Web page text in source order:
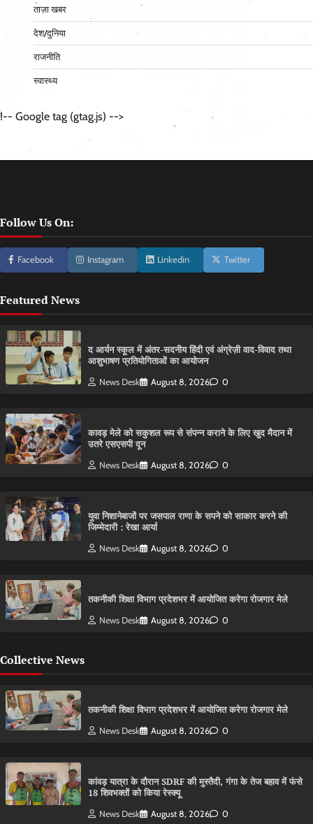
ताज़ा खबर
देश/दुनिया
राजनीति
स्वास्थ्य
!-- Google tag (gtag.js) -->
Follow Us On:
Facebook Instagram Linkedin Twitter
Featured News
द आर्यन स्कूल में अंतर-सदनीय हिंदी एवं अंग्रेज़ी वाद-विवाद तथा
आशुभाषण प्रतियोगिताओं का आयोजन
News Desk August 8, 2026 0
कावड़ मेले को सकुशल रूप से संपन्न कराने के लिए खुद मैदान में
उतरे एसएसपी दून
News Desk August 8, 2026 0
युवा निशानेबाजों पर जसपाल राणा के सपने को साकार करने की
जिम्मेदारी : रेखा आर्या
News Desk August 8, 2026 0
तकनीकी शिक्षा विभाग प्रदेशभर में आयोजित करेगा रोजगार मेले
News Desk August 8, 2026 0
Collective News
तकनीकी शिक्षा विभाग प्रदेशभर में आयोजित करेगा रोजगार मेले
News Desk August 8, 2026 0
कांवड़ यात्रा के दौरान SDRF की मुस्तैदी, गंगा के तेज बहाव में फंसे
18 शिवभक्तों को किया रेस्क्यू
News Desk August 8, 2026 0